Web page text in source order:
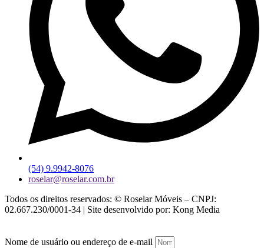
(54) 9.9942-8076
roselar@roselar.com.br
Todos os direitos reservados: © Roselar Móveis – CNPJ:
02.667.230/0001-34 | Site desenvolvido por: Kong Media
Nome de usuário ou endereço de e-mail